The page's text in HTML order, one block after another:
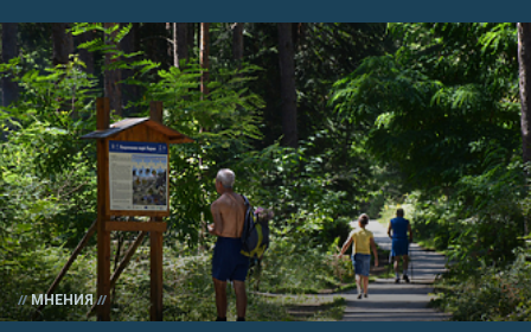
МНЕНИЯ